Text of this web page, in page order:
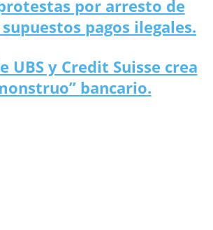
por arresto de
pagos ilegales.
UBS y Credit Suisse crea
bancario.